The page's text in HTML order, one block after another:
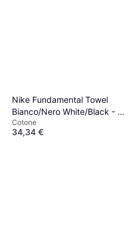
Nike Fundamental Towel
Bianco/Nero White/Black - M
Asciugamano Bianco
Cotone
34,34 €